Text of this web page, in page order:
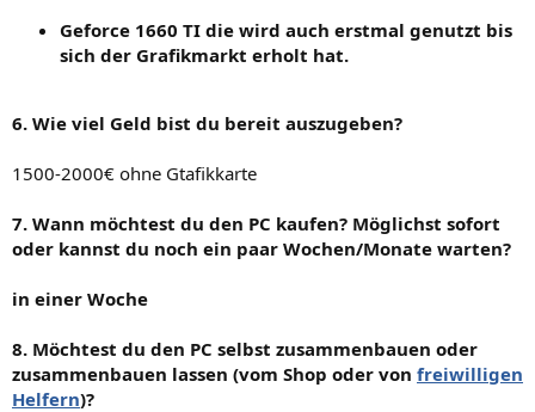
Geforce 1660 TI die wird auch erstmal genutzt bis
sich der Grafikmarkt erholt hat.
6. Wie viel Geld bist du bereit auszugeben?
1500-2000€ ohne Gtafikkarte
7. Wann möchtest du den PC kaufen? Möglichst sofort
oder kannst du noch ein paar Wochen/Monate warten?
in einer Woche
8. Möchtest du den PC selbst zusammenbauen oder
zusammenbauen lassen (vom Shop oder von freiwilligen
Helfern)?